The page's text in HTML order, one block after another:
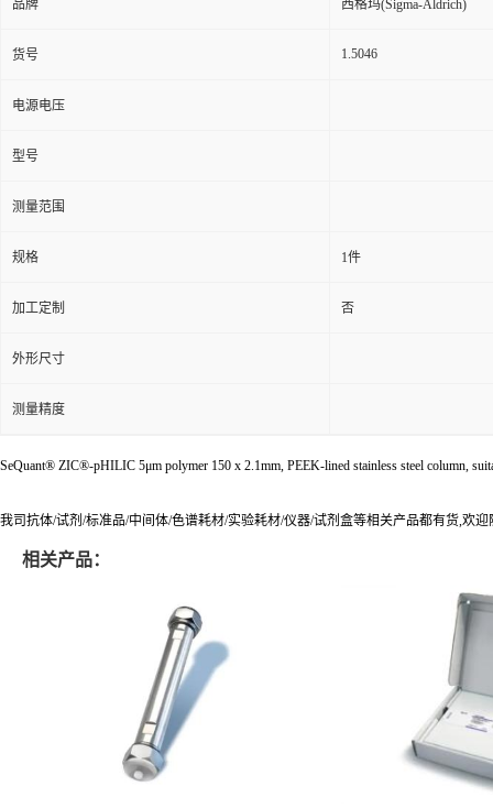
品牌 西格玛(Sigma-Aldrich)
货号 1.5046
电源电压
型号
测量范围
规格 1件
加工定制 否
外形尺寸
测量精度
SeQuant® ZIC®-pHILIC 5μm polymer 150 x 2.1mm, PEEK-lined stainless steel column,
我司抗体/试剂/标准品/中间体/色谱耗材/实验耗材/仪器/试剂盒等相关产品都有货,欢
相关产品：